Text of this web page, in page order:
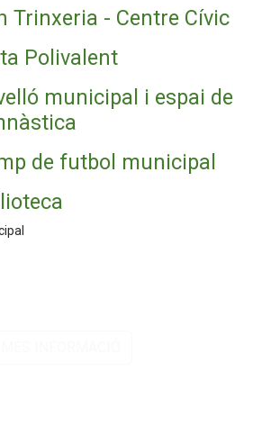
Trinxeria - Centre Cívic
Polivalent
municipal i espai de
de futbol municipal